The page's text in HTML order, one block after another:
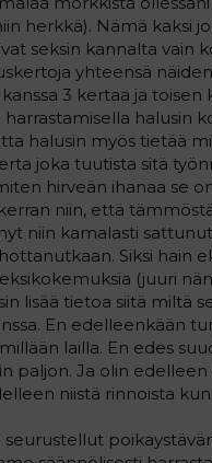
herkkä). Nämä kaksi
seksin kannalta vain
yhteensä
3 kertaa ja toisen
harrastamisella halusin
halusin myös tietää
joka tuutista sitä
hirveän ihanaa se
niin, että
nyt niin kamalasti
Siksi hain
(juuri
lisää tietoa siitä miltä
En edelleenkään
lailla. En edes
paljon. Ja olin
niistä rinnoista
seurustellut